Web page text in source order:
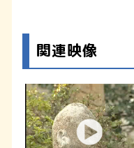
関連映像